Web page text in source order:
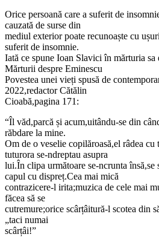
Orice persoană care a suferit de
cauzată de surse din
mediul exterior poate recunoaște cu
suferit de insomnie.
Iată ce spune Ioan Slavici în mărturia sa
Mărturii despre Eminescu
Povestea unei vieți spusă de
2022,redactor Cătălin
Cioabă,pagina 171:
“Îl văd,parcă și acum,uitându-se din
răbdare la mine.
Om de o veselie copilăroasă,el râdea
tuturora se-ndreptau asupra
lui.În clipa următoare se-ncrunta însă,se
capul cu dispreț.Cea mai mică
contrazicere-l irita;muzica de cele mai
făcea să se
cutremure;orice scârțâitură-l scotea din
„taci numai
scârțâi!”